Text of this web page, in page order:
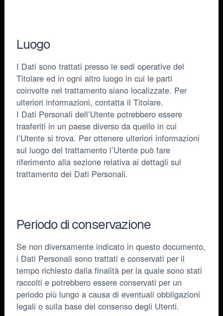
Luogo
I Dati sono trattati presso le sedi operative del
Titolare ed in ogni altro luogo in cui le parti
coinvolte nel trattamento siano localizzate. Per
ulteriori informazioni, contatta il Titolare.
I Dati Personali dell’Utente potrebbero essere
trasferiti in un paese diverso da quello in cui
l’Utente si trova. Per ottenere ulteriori informazioni
sul luogo del trattamento l’Utente può fare
riferimento alla sezione relativa ai dettagli sul
trattamento dei Dati Personali.
Periodo di conservazione
Se non diversamente indicato in questo documento,
i Dati Personali sono trattati e conservati per il
tempo richiesto dalla finalità per la quale sono stati
raccolti e potrebbero essere conservati per un
periodo più lungo a causa di eventuali obbligazioni
legali o sulla base del consenso degli Utenti.